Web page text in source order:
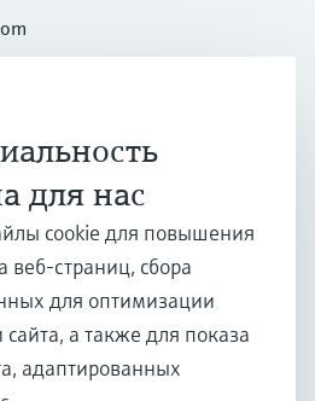
для нас
cookie для повышения
веб-страниц, сбора
для оптимизации
а также для показа
адаптированных